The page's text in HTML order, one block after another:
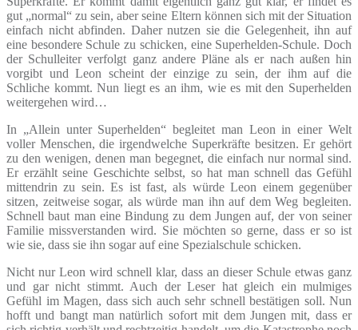
gut „normal“ zu sein, aber seine Eltern können sich mit der Situation
einfach nicht abfinden. Daher nutzen sie die Gelegenheit, ihn auf
eine besondere Schule zu schicken, eine Superhelden-Schule. Doch
der Schulleiter verfolgt ganz andere Pläne als er nach außen hin
vorgibt und Leon scheint der einzige zu sein, der ihm auf die
Schliche kommt. Nun liegt es an ihm, wie es mit den Superhelden
weitergehen wird…
In „Allein unter Superhelden“ begleitet man Leon in einer Welt
voller Menschen, die irgendwelche Superkräfte besitzen. Er gehört
zu den wenigen, denen man begegnet, die einfach nur normal sind.
Er erzählt seine Geschichte selbst, so hat man schnell das Gefühl
mittendrin zu sein. Es ist fast, als würde Leon einem gegenüber
sitzen, zeitweise sogar, als würde man ihn auf dem Weg begleiten.
Schnell baut man eine Bindung zu dem Jungen auf, der von seiner
Familie missverstanden wird. Sie möchten so gerne, dass er so ist
wie sie, dass sie ihn sogar auf eine Spezialschule schicken.
Nicht nur Leon wird schnell klar, dass an dieser Schule etwas ganz
und gar nicht stimmt. Auch der Leser hat gleich ein mulmiges
Gefühl im Magen, dass sich auch sehr schnell bestätigen soll. Nun
hofft und bangt man natürlich sofort mit dem Jungen mit, dass er